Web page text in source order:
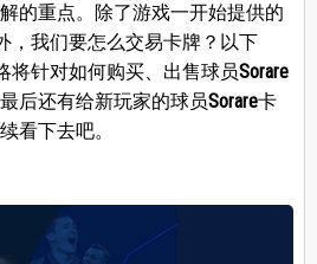
的重点。除了游戏一开始提供的
，我们要怎么交易卡牌？以下
将针对如何购买、出售球员Sorare
后还有给新玩家的球员Sorare卡
看下去吧。